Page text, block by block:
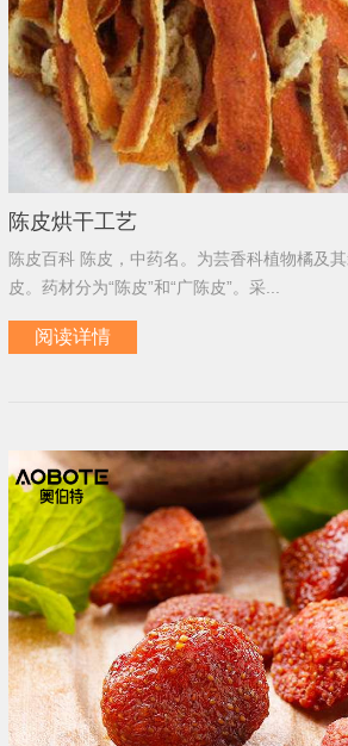
陈皮烘干工艺
陈皮百科 陈皮，中药名。为芸香科植物橘及
皮。药材分为“陈皮”和“广陈皮”。采...
阅读详情